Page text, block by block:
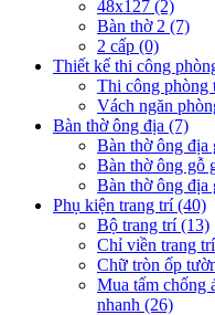
48x127 (2)
Bàn thờ 2 (7)
2 cấp (0)
Thiết kế thi công
Thi công phòng
Vách ngăn
Bàn thờ ông địa (7)
Bàn thờ ông địa
Bàn thờ ông gỗ
Bàn thờ ông địa
Phụ kiện trang trí (40)
Bộ trang trí (13)
Chỉ viền trang
Chữ tròn ốp
Mua tấm chống
nhanh (26)